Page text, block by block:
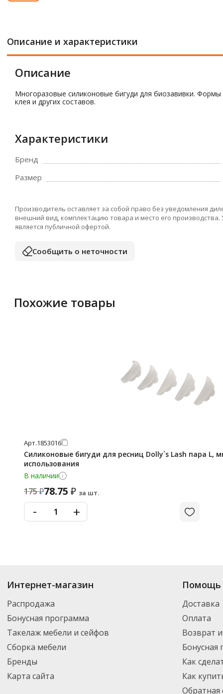
Описание и характеристики
Описание
Многоразовые силиконовые бигуди для биозавивки.
клея и других составов.
Характеристики
Бренд
Размер
Производитель оставляет за собой право без уведомления
внешний вид, комплектацию товара и место его
является публичной офертой.
Сообщить о неточности
Похожие товары
Арт.1853016
Силиконовые бигуди для ресниц Dolly`s Lash пара L,
использования
В наличии
175₽78.75 ₽ за шт.
- +
Интернет-магазин
Распродажа
Бонусная программа
Такелаж мебели и сейфов
Сборка мебели
Бренды
Карта сайта
Помощь
Доставка
Оплата
Возврат
Бонусная
Как
Как
Обратная